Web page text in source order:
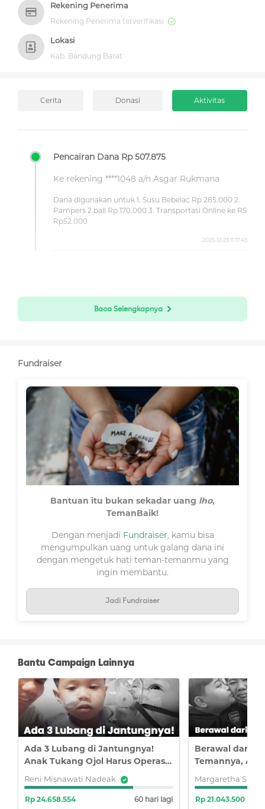
Rekening Penerima
Rekening Penerima terverifikasi
Lokasi
Kab. Bandung Barat
Cerita Donasi Aktivitas
Pencairan Dana Rp 507.875
Ke rekening ****1048 a/n Asgar Rukmana
Dana digunakan untuk 1. Susu Bebelac Rp 285.000 2.
Pampers 2 ball Rp 170.000 3. Transportasi Online ke RS
Rp52.000
2025-12-23 11:17:43
Baca Selengkapnya
Fundraiser
Bantuan itu bukan sekadar uang lho,
TemanBaik!
Dengan menjadi Fundraiser, kamu bisa
mengumpulkan uang untuk galang dana ini
dengan mengetuk hati teman-temanmu yang
ingin membantu.
Jadi Fundraiser
Bantu Campaign Lainnya
Ada 3 Lubang di Jantungnya!
Anak Tukang Ojol Harus Operasi
Bedah di Jakarta
Reni Misnawati Nadeak
Rp 24.658.554 60 hari lagi
Berawal dari
Temannya,
Kanker Darah!
Margaretha
Rp 21.043.500